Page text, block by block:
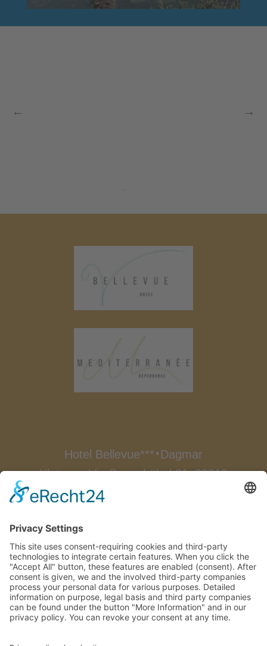
Hotel Bellevue*** ∎ Dagmar
Klotzner ∎ Via Segenbühel 21 ∎ 39019
Dorf Tirol
0473 923174
hotel.com
